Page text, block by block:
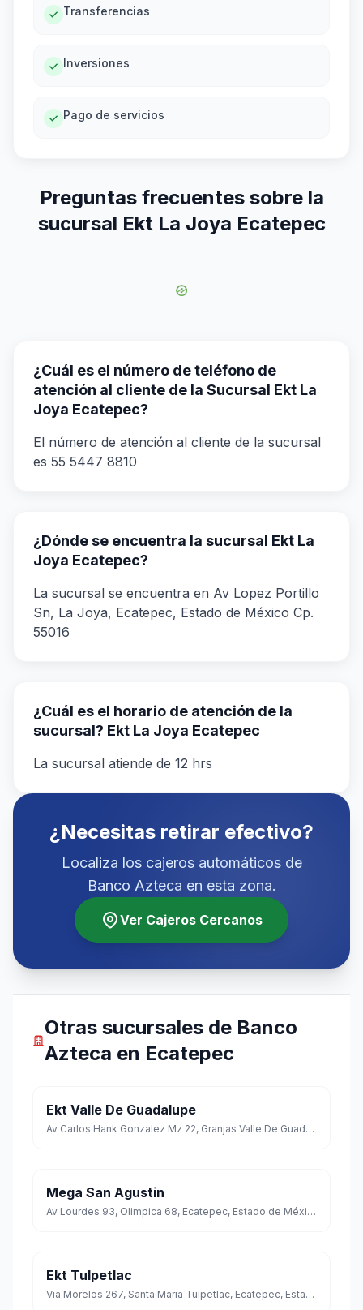
Transferencias
Inversiones
Pago de servicios
Preguntas frecuentes sobre la
sucursal Ekt La Joya Ecatepec
¿Cuál es el número de teléfono de
atención al cliente de la Sucursal Ekt La
Joya Ecatepec?
El número de atención al cliente de la sucursal
es 55 5447 8810
¿Dónde se encuentra la sucursal Ekt La
Joya Ecatepec?
La sucursal se encuentra en Av Lopez Portillo
Sn, La Joya, Ecatepec, Estado de México Cp.
55016
¿Cuál es el horario de atención de la
sucursal? Ekt La Joya Ecatepec
La sucursal atiende de 12 hrs
¿Necesitas retirar efectivo?
Localiza los cajeros automáticos de
Banco Azteca en esta zona.
Ver Cajeros Cercanos
Otras sucursales de Banco
Azteca en Ecatepec
Ekt Valle De Guadalupe
Av Carlos Hank Gonzalez Mz 22, Granjas Valle De Guadalupe, Ecatepec, Estado de México
Mega San Agustin
Av Lourdes 93, Olimpica 68, Ecatepec, Estado de México
Ekt Tulpetlac
Via Morelos 267, Santa Maria Tulpetlac, Ecatepec, Estado de México